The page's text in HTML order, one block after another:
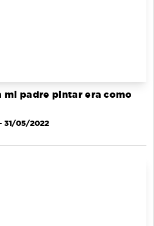
mi padre pintar era como
31/05/2022